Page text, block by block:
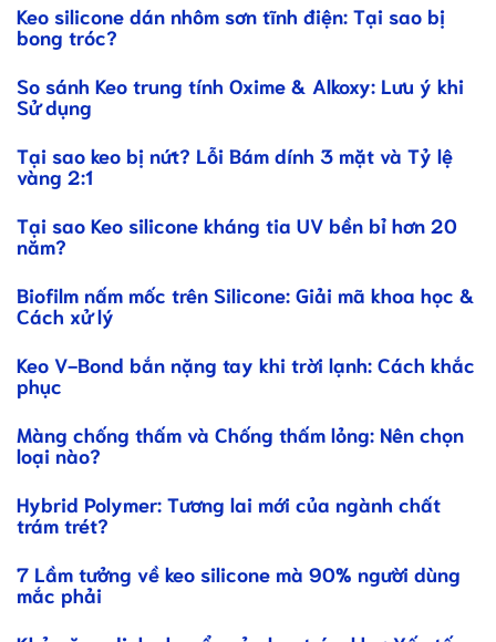
Keo silicone dán nhôm sơn tĩnh điện: Tại sao bị
bong tróc?
So sánh Keo trung tính Oxime & Alkoxy: Lưu ý khi
Sử dụng
Tại sao keo bị nứt? Lỗi Bám dính 3 mặt và Tỷ lệ
vàng 2:1
Tại sao Keo silicone kháng tia UV bền bỉ hơn 20
năm?
Biofilm nấm mốc trên Silicone: Giải mã khoa học &
Cách xử lý
Keo V-Bond bắn nặng tay khi trời lạnh: Cách khắc
phục
Màng chống thấm và Chống thấm lỏng: Nên chọn
loại nào?
Hybrid Polymer: Tương lai mới của ngành chất
trám trét?
7 Lầm tưởng về keo silicone mà 90% người dùng
mắc phải